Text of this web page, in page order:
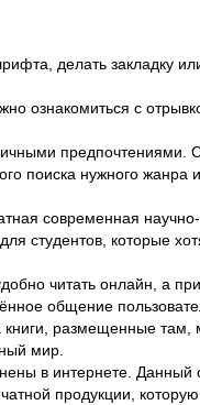
делать закладку
ознакомиться с
предпочтениями.
поиска нужного жанра
современная научно-
студентов, которые
читать онлайн, а
общение
размещенные
мир.
в интернете. Данный
продукции,